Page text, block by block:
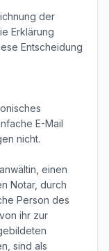
der
Erklärung
Entscheidung
E-Mail
nicht.
einen
Notar, durch
Person des
ihr zur
sind als